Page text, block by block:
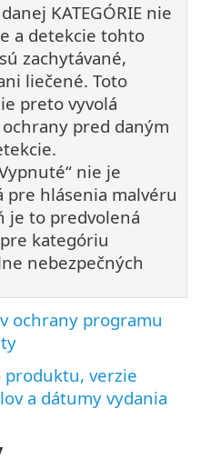
KATEGÓRIE nie
a detekcie tohto
zachytávané,
liečené. Toto
preto vyvolá
pred daným
nie je
pre hlásenia malvéru
je to predvolená
kategóriu
nebezpečných
ochrany programu
verzie
a dátumy vydania